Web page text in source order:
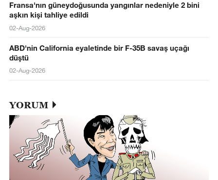
Fransa'nın güneydoğusunda yangınlar nedeniyle 2 bini
aşkın kişi tahliye edildi
02-Aug-2026
ABD'nin California eyaletinde bir F-35B savaş uçağı
düştü
02-Aug-2026
YORUM